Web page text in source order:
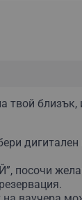
твой близък,
дигитален
посочи